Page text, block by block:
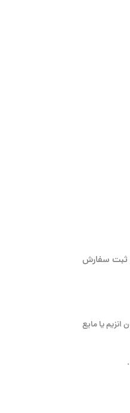
کاری پس از ثبت سفارش
و با پودر های بدون انزیم یا مایع